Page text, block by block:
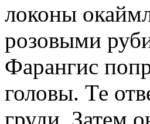
локоны
розовыми
Фарангис
головы. Те
груди. Затем